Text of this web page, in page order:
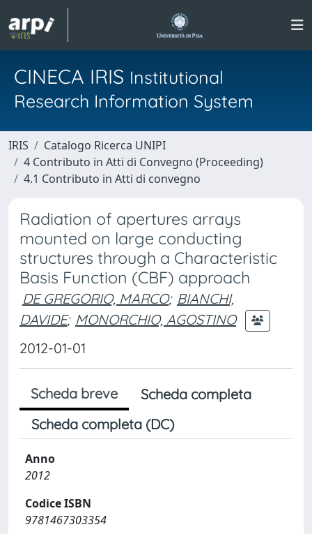
CINECA IRIS Institutional
Research Information System
IRIS
Catalogo Ricerca UNIPI
4 Contributo in Atti di Convegno (Proceeding)
4.1 Contributo in Atti di convegno
Radiation of apertures arrays
mounted on large conducting
structures through a Characteristic
Basis Function (CBF) approach
DE GREGORIO, MARCO; BIANCHI,
DAVIDE; MONORCHIO, AGOSTINO
2012-01-01
Scheda breve
Scheda completa
Scheda completa (DC)
Anno
2012
Codice ISBN
9781467303354